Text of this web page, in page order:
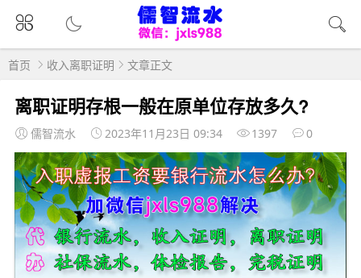
首页 收入离职证明 文章正文
离职证明存根一般在原单位存放多久?
儒智流水 2023年11月23日 09:34 1397 0